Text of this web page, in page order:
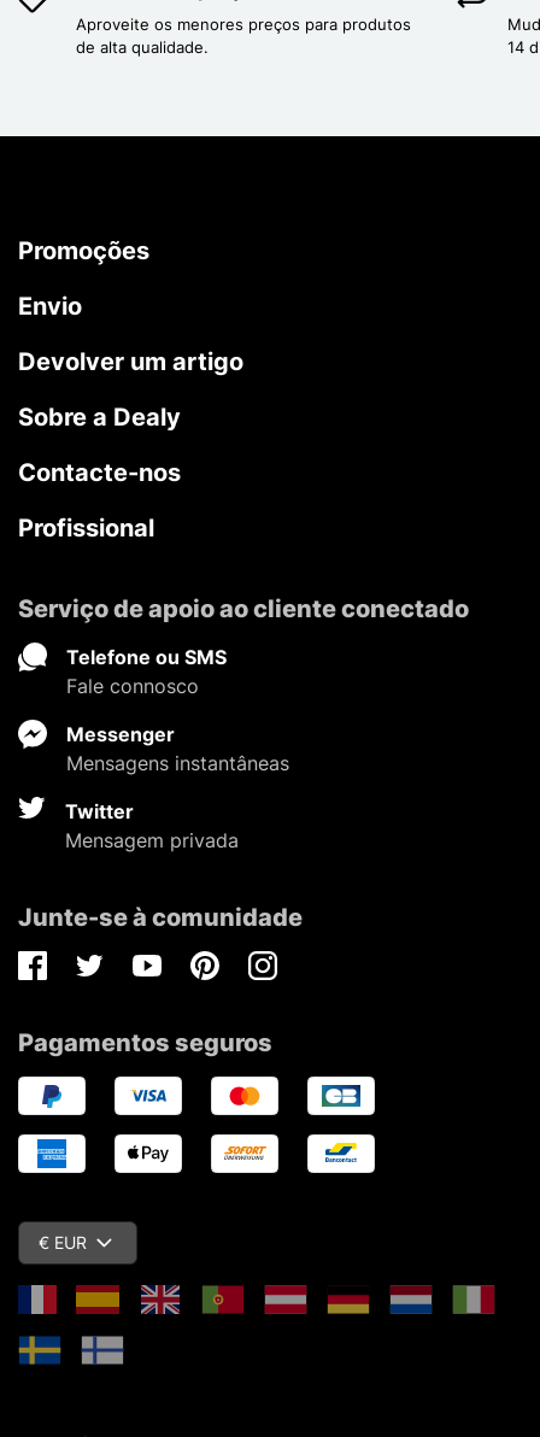
Aproveite os menores preços para produtos
de alta qualidade.
14
Promoções
Envio
Devolver um artigo
Sobre a Dealy
Contacte-nos
Profissional
Serviço de apoio ao cliente conectado
Telefone ou SMS
Fale connosco
Messenger
Mensagens instantâneas
Twitter
Mensagem privada
Junte-se à comunidade
FacebookTwitterYoutubePinterestInstagram
Pagamentos seguros
€ EUR